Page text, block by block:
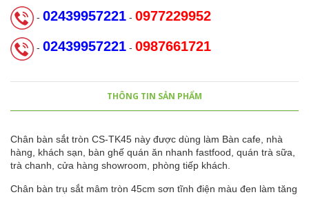
- 02439957221 - 0977229952
- 02439957221 - 0987661721
THÔNG TIN SẢN PHẨM
Chân bàn sắt tròn CS-TK45 này được dùng làm Bàn cafe, nhà
hàng, khách sạn, bàn ghế quán ăn nhanh fastfood, quán trà sữa,
trà chanh, cửa hàng showroom, phòng tiếp khách.
Chân bàn trụ sắt mâm tròn 45cm sơn tĩnh điện màu đen làm tăng